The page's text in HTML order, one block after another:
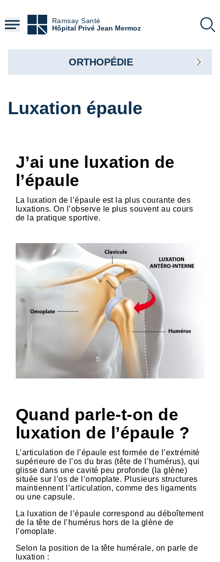
contenu
principal
Ramsay Santé
Hôpital Privé Jean Mermoz
Luxation épaule
J’ai une luxation de
l’épaule
La luxation de l’épaule est la plus courante des
luxations. On l’observe le plus souvent au cours
de la pratique sportive.
HTML
Quand parle-t-on de
luxation de l’épaule ?
L’articulation de l’épaule est formée de l’extrémité
supérieure de l’os du bras (tête de l’humérus), qui
glisse dans une cavité peu profonde (la glène)
située sur l’os de l’omoplate. Plusieurs structures
maintiennent l’articulation, comme des ligaments
ou une capsule.
La luxation de l’épaule correspond au déboîtement
de la tête de l’humérus hors de la glène de
l’omoplate.
Selon la position de la tête humérale, on parle de
luxation :
ORTHOPÉDIE